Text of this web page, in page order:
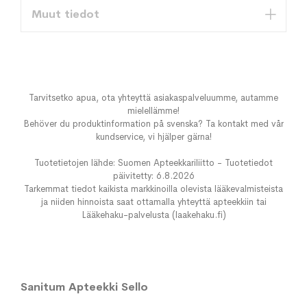
Muut tiedot
Tarvitsetko apua, ota yhteyttä asiakaspalveluumme, autamme
mielellämme!
Behöver du produktinformation på svenska? Ta kontakt med vår
kundservice, vi hjälper gärna!
Tuotetietojen lähde: Suomen Apteekkariliitto - Tuotetiedot
päivitetty: 6.8.2026
Tarkemmat tiedot kaikista markkinoilla olevista lääkevalmisteista
ja niiden hinnoista saat ottamalla yhteyttä apteekkiin tai
Lääkehaku-palvelusta (laakehaku.fi)
Sanitum Apteekki Sello